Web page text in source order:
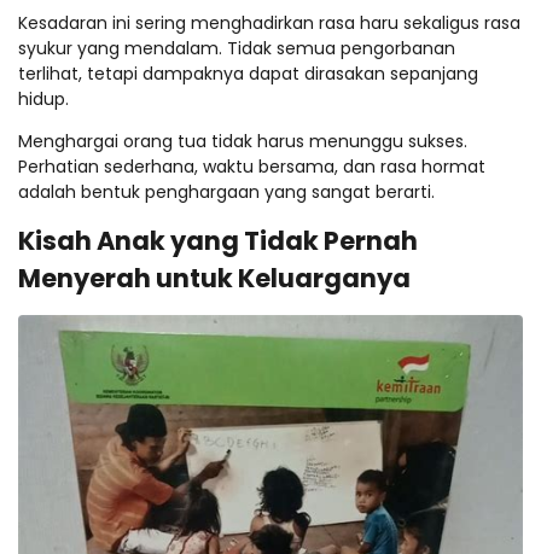
Kesadaran ini sering menghadirkan rasa haru sekaligus rasa
syukur yang mendalam. Tidak semua pengorbanan
terlihat, tetapi dampaknya dapat dirasakan sepanjang
hidup.
Menghargai orang tua tidak harus menunggu sukses.
Perhatian sederhana, waktu bersama, dan rasa hormat
adalah bentuk penghargaan yang sangat berarti.
Kisah Anak yang Tidak Pernah
Menyerah untuk Keluarganya